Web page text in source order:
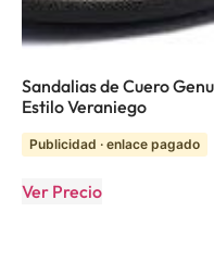
Sandalias de Cuero
Estilo Veraniego
Publicidad · enlace pagado
Ver Precio